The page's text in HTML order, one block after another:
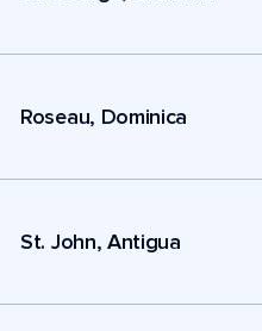
Roseau, Dominica
St. John, Antigua